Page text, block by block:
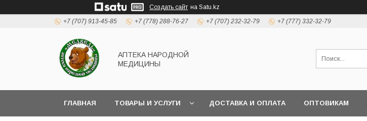
Создать сайт на Satu.kz
+7 (707) 913-45-85 +7 (778) 288-76-27 +7 (707) 232-32-79 +7 (777) 332-32-79
АПТЕКА НАРОДНОЙ
МЕДИЦИНЫ
ГЛАВНАЯ ТОВАРЫ И УСЛУГИ ДОСТАВКА И ОПЛАТА ОПТОВИКАМ